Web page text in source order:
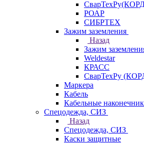
РОАР
СИБРТЕХ
Зажим заземления
Назад
Зажим
Weldestar
КРАСС
СварТехРу
Маркера
Кабель
Кабельные
Спецодежда, СИЗ
Назад
Спецодежда, СИЗ
Каски защитные